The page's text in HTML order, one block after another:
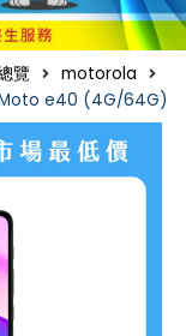
覽
motorola
e40 (4G/64G)